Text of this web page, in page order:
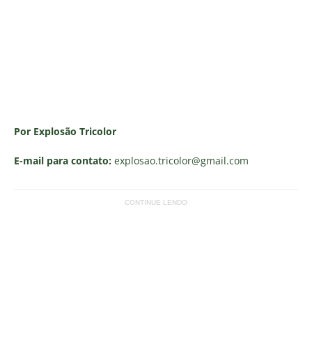
Por Explosão Tricolor
E-mail para contato: explosao.tricolor@gmail.com
CONTINUE LENDO